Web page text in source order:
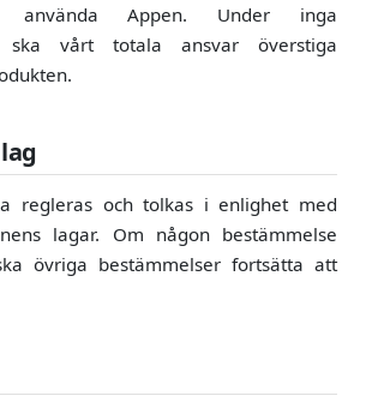
använda Appen. Under inga
ska vårt totala ansvar överstiga
regleras och tolkas i enlighet med
lagar. Om någon bestämmelse
övriga bestämmelser fortsätta att